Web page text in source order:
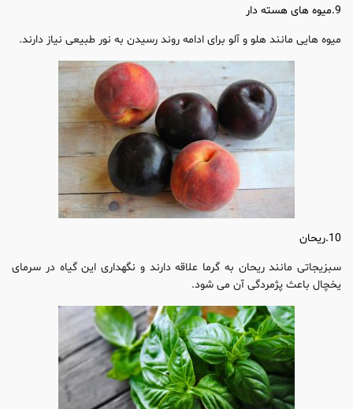
9.میوه های هسته دار
میوه هایی مانند هلو و آلو برای ادامه روند رسیدن به نور طبیعی نیاز دارند.
10.ریحان
سبزیجاتی مانند ریحان به گرما علاقه دارند و نگهداری این گیاه در سرمای
یخچال باعث پژمردگی آن می شود.